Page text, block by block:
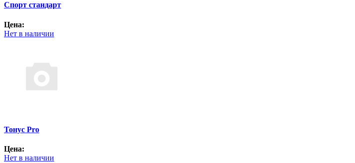
Спорт стандарт
Цена:
Нет в наличии
Тонус Pro
Цена:
Нет в наличии